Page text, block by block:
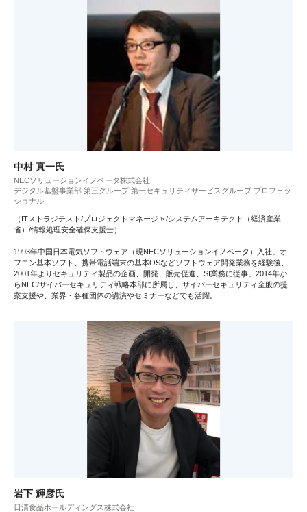
中村 真一氏
NECソリューションイノベータ株式会社
デジタル基盤事業部 第三グループ 第一セキュリティサービスグループ プロフェッ
ショナル
（ITストラジテスト/プロジェクトマネージャ/システムアーキテクト（経済産業
省）/情報処理安全確保支援士）
1993年中国日本電気ソフトウェア（現NECソリューションイノベータ）入社。オ
フコン基本ソフト、携帯電話端末の基本OSなどソフトウェア開発業務を経験後、
2001年よりセキュリティ製品の企画、開発、販売促進、SI業務に従事。2014年か
らNEC/サイバーセキュリティ戦略本部に所属し、サイバーセキュリティ全般の提
案支援や、業界・各種団体の講演やセミナーなどでも活躍。
岩下 輝彦氏
日清食品ホールディングス株式会社